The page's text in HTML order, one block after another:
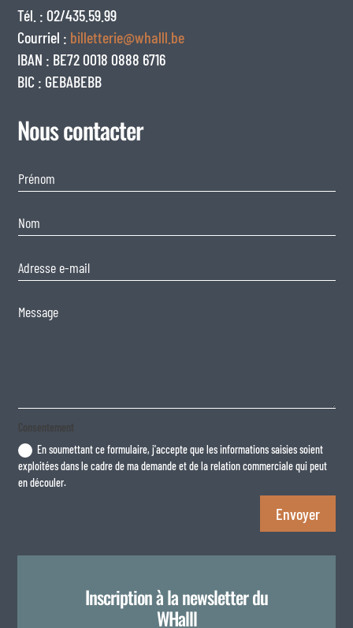
Tél. : 02/435.59.99
Courriel : billetterie@whalll.be
IBAN : BE72 0018 0888 6716
BIC : GEBABEBB
Nous contacter
Consentement
En soumettant ce formulaire, j'accepte que les informations saisies soient
exploitées dans le cadre de ma demande et de la relation commerciale qui peut
en découler.
Envoyer
Inscription à la newsletter du
WHalll